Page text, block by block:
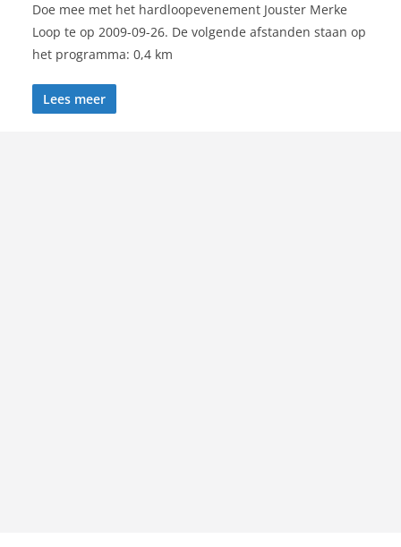
Doe mee met het hardloopevenement Jouster Merke
Loop te op 2009-09-26. De volgende afstanden staan op
het programma: 0,4 km
Lees meer